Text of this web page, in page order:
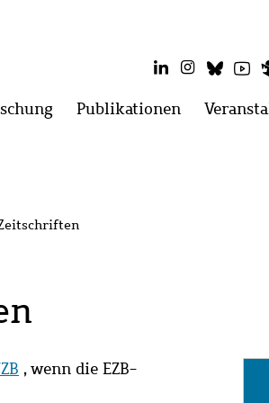
LinkedInInstagram
Menü
Publikationen Menü
, wenn die EZB-